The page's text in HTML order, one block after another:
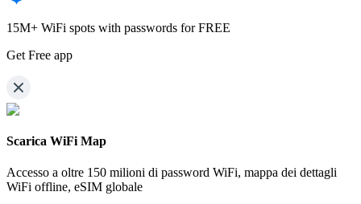
15M+ WiFi spots with passwords for FREE
Get Free app
Scarica WiFi Map
Accesso a oltre 150 milioni di password WiFi, mappa dei dettagli
WiFi offline, eSIM globale